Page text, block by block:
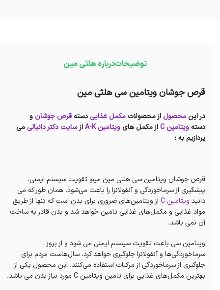
توضیحاتدرباره هلثی مین
قرص جوشان ویتامین سی هلثی مین
در این محصول از محصولات مکمل غذاییدستهقرص جوشان و
دستهویتامین C از مکمل های ویتامین A-K ازسایت دکتر دانیالیمی
پردازیم به :
قرص جوشان ویتامین سی هلثی مین مینو تقویت سیستم ایمنی،
پیشگیری از سرماخوردگی و آنفولانزا را باعث می‌شود. همان طور که می
دانید ویتامین C
از ویتامین‌های ضروری برای بدن است که تنها از طریق
مواد غذایی و مکمل‌های غذایی تامین خواهد شد و بدن قادر به ساخت
آن نمی باشد.
ویتامین سی باعث تقویت سیستم ایمنی می شود و از بروز
سرماخوردگی‌ها و آنفولانزا جلوگیری خواهد کرد. سال‌هاست مردم برای
جلوگیری از سرماخوردگی از مرکبات استفاده می‌کنند. این محصول یکی از
بهترین مکمل‌های غذایی برای تامین ویتامین C مورد نیاز بدن می باشد.